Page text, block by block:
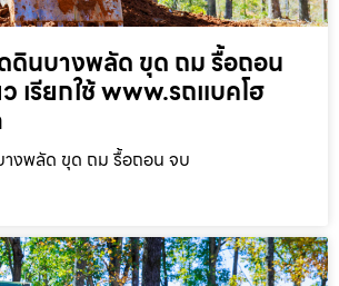
ดินบางพลัด ขุด ถม รื้อถอน
เรียกใช้ www.รถแบคโฮ
งพลัด ขุด ถม รื้อถอน จบ